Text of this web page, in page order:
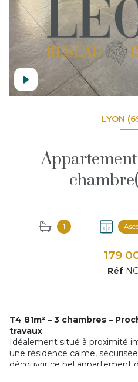
LYON
Appartement 4 pièce(s) 3
1
179
Réf
T4 81m² – 3 chambres –
travaux
Idéalement situé à proximité
une résidence calme,
découvrir ce bel appartement